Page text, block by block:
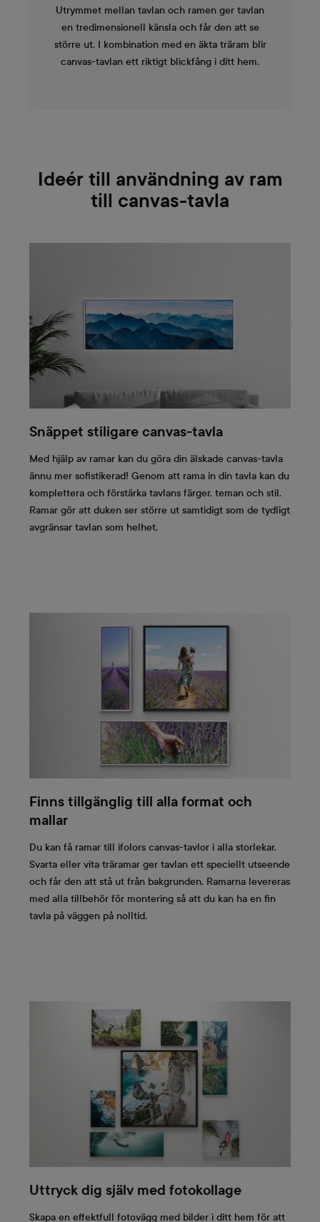
Utrymmet mellan tavlan och ramen ger tavlan
en tredimensionell känsla och får den att se
större ut. I kombination med en äkta träram blir
canvas-tavlan ett riktigt blickfång i ditt hem.
Ideér till användning av ram
till canvas-tavla
Snäppet stiligare canvas-tavla
Med hjälp av ramar kan du göra din älskade canvas-tavla
ännu mer sofistikerad! Genom att rama in din tavla kan du
komplettera och förstärka tavlans färger, teman och stil.
Ramar gör att duken ser större ut samtidigt som de tydligt
avgränsar tavlan som helhet.
Finns tillgänglig till alla format och
mallar
Du kan få ramar till ifolors canvas-tavlor i alla storlekar.
Svarta eller vita träramar ger tavlan ett speciellt utseende
och får den att stå ut från bakgrunden. Ramarna levereras
med alla tillbehör för montering så att du kan ha en fin
tavla på väggen på nolltid.
Uttryck dig själv med fotokollage
Skapa en effektfull fotovägg med bilder i ditt hem för att